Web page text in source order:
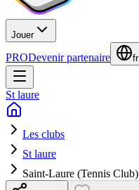
Jouer
PRODevenir partenaire fr
St laure
Les clubs
St laure
Saint-Laure (Tennis Club)